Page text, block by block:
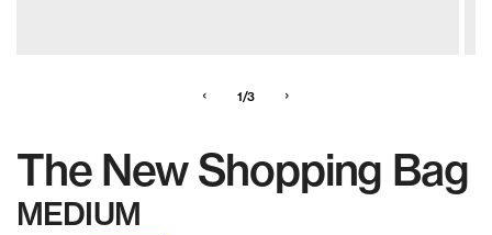
‹ ›
1/3
The New Shopping Bag
MEDIUM